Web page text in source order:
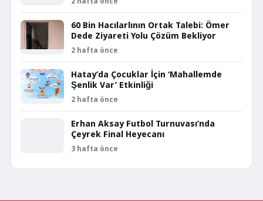
60 Bin Hacılarlının Ortak Talebi: Ömer
Dede Ziyareti Yolu Çözüm Bekliyor
2 hafta önce
Hatay’da Çocuklar İçin ‘Mahallemde
Şenlik Var’ Etkinliği
2 hafta önce
Erhan Aksay Futbol Turnuvası’nda
Çeyrek Final Heyecanı
3 hafta önce